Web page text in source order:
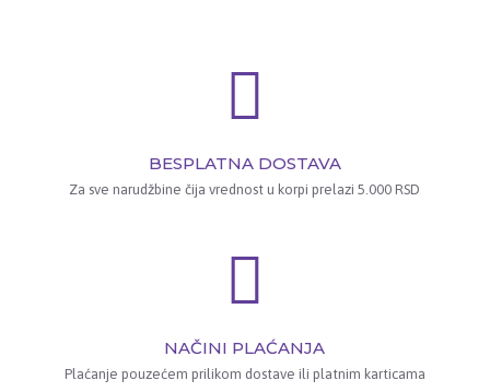
BESPLATNA DOSTAVA
Za sve narudžbine čija vrednost u korpi prelazi 5.000 RSD
NAČINI PLAĆANJA
Plaćanje pouzećem prilikom dostave ili platnim karticama